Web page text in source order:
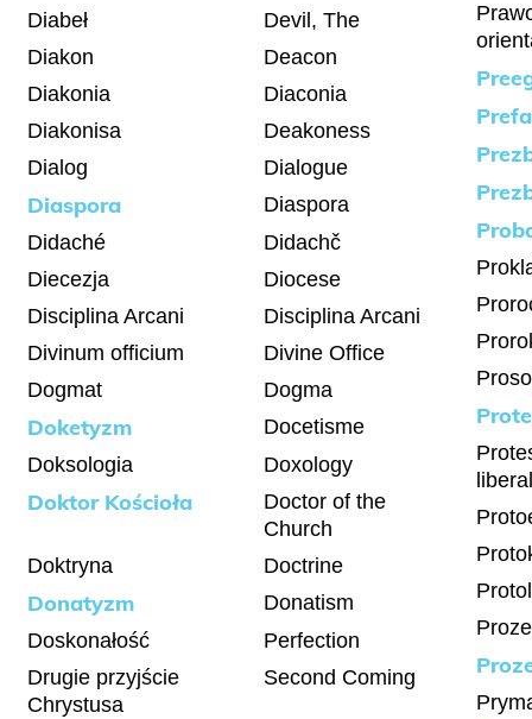
Diabeł
Devil, The
Diakon
Deacon
Diakonia
Diaconia
Diakonisa
Deakoness
Dialog
Dialogue
Diaspora
Diaspora
Didaché
Didachč
Diecezja
Diocese
Disciplina Arcani
Disciplina Arcani
Divinum officium
Divine Office
Dogmat
Dogma
Doketyzm
Docetisme
Doksologia
Doxology
Doktor Kościoła
Doctor of the
Church
Doktryna
Doctrine
Donatyzm
Donatism
Doskonałość
Perfection
Drugie przyjście
Chrystusa
Second Coming